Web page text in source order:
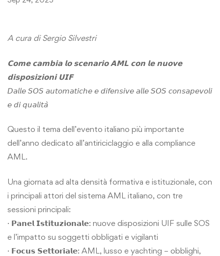
A cura di Sergio Silvestri
𝗖𝗼𝗺𝗲 𝗰𝗮𝗺𝗯𝗶𝗮 𝗹𝗼 𝘀𝗰𝗲𝗻𝗮𝗿𝗶𝗼 𝗔𝗠𝗟 𝗰𝗼𝗻 𝗹𝗲 𝗻𝘂𝗼𝘃𝗲
𝗱𝗶𝘀𝗽𝗼𝘀𝗶𝘇𝗶𝗼𝗻𝗶 𝗨𝗜𝗙
𝘋𝘢𝘭𝘭𝘦 𝘚𝘖𝘚 𝘢𝘶𝘵𝘰𝘮𝘢𝘵𝘪𝘤𝘩𝘦 𝘦 𝘥𝘪𝘧𝘦𝘯𝘴𝘪𝘷𝘦 𝘢𝘭𝘭𝘦 𝘚𝘖𝘚 𝘤𝘰𝘯𝘴𝘢𝘱𝘦𝘷𝘰𝘭𝘪
𝘦 𝘥𝘪 𝘲𝘶𝘢𝘭𝘪𝘵𝘢̀
Questo il tema dell’evento italiano più importante
dell’anno dedicato all’antiriciclaggio e alla compliance
AML.
Una giornata ad alta densità formativa e istituzionale, con
i principali attori del sistema AML italiano, con tre
sessioni principali:
· 𝗣𝗮𝗻𝗲𝗹 𝗜𝘀𝘁𝗶𝘁𝘂𝘇𝗶𝗼𝗻𝗮𝗹𝗲: nuove disposizioni UIF sulle SOS
e l’impatto su soggetti obbligati e vigilanti
· 𝗙𝗼𝗰𝘂𝘀 𝗦𝗲𝘁𝘁𝗼𝗿𝗶𝗮𝗹𝗲: AML, lusso e yachting – obblighi,